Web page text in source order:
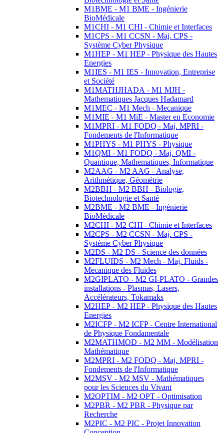
M1BME - M1 BME - Ingénierie
BioMédicale
M1CHI - M1 CHI - Chimie et Interfaces
M1CPS - M1 CCSN - Maj. CPS -
Système Cyber Physique
M1HEP - M1 HEP - Physique des Hautes
Energies
M1IES - M1 IES - Innovation, Entreprise
et Société
M1MATHJHADA - M1 MJH -
Mathematiques Jacques Hadamard
M1MEC - M1 Mech - Mecanique
M1MIE - M1 MiE - Master en Economie
M1MPRI - M1 FODQ - Maj. MPRI -
Fondements de l'Informatique
M1PHYS - M1 PHYS - Physique
M1QMI - M1 FODQ - Maj. QMI -
Quantique, Mathematiques, Informatique
M2AAG - M2 AAG - Analyse,
Arithmétique, Géométrie
M2BBH - M2 BBH - Biologie,
Biotechnologie et Santé
M2BME - M2 BME - Ingénierie
BioMédicale
M2CHI - M2 CHI - Chimie et Interfaces
M2CPS - M2 CCSN - Maj. CPS -
Système Cyber Physique
M2DS - M2 DS - Science des données
M2FLUIDS - M2 Mech - Maj. Fluids -
Mecanique des Fluides
M2GIPLATO - M2 GI-PLATO - Grandes
installations - Plasmas, Lasers,
Accélérateurs, Tokamaks
M2HEP - M2 HEP - Physique des Hautes
Energies
M2ICFP - M2 ICFP - Centre International
de Physique Fondamentale
M2MATHMOD - M2 MM - Modélisation
Mathématique
M2MPRI - M2 FODQ - Maj. MPRI -
Fondements de l'Informatique
M2MSV - M2 MSV - Mathématiques
pour les Sciences du Vivant
M2OPTIM - M2 OPT - Optimisation
M2PBR - M2 PBR - Physique par
Recherche
M2PIC - M2 PIC - Projet Innovation